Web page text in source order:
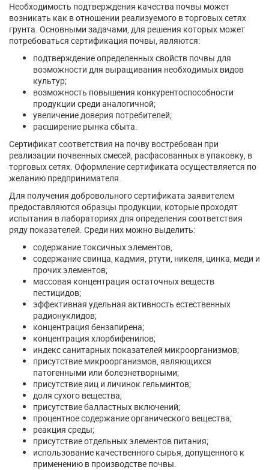
Необходимость подтверждения качества почвы может
возникать как в отношении реализуемого в торговых сетях
грунта. Основными задачами, для решения которых может
потребоваться сертификация почвы, являются:
подтверждение определенных свойств почвы для
возможности для выращивания необходимых видов
культур;
возможность повышения конкурентоспособности
продукции среди аналогичной;
увеличение доверия потребителей;
расширение рынка сбыта.
Сертификат соответствия на почву востребован при
реализации почвенных смесей, расфасованных в упаковку, в
торговых сетях. Оформление сертификата осуществляется по
желанию предпринимателя.
Для получения добровольного сертификата заявителем
предоставляются образцы продукции, которые проходят
испытания в лабораториях для определения соответствия
ряду показателей. Среди них можно выделить:
содержание токсичных элементов,
содержание свинца, кадмия, ртути, никеля, цинка, меди и
прочих элементов;
массовая концентрация остаточных веществ
пестицидов;
эффективная удельная активность естественных
радионуклидов;
концентрация бензапирена;
концентрация хлорбифенилов;
индекс санитарных показателей микроорганизмов;
присутствие микроорганизмов, являющихся
патогенными или болезнетворными;
присутствие яиц и личинок гельминтов;
доля сухого вещества;
присутствие балластных включений;
процентное содержание органического вещества;
реакция среды;
присутствие отдельных элементов питания;
использование качественного сырья, допущенного к
применению в производстве почвы.